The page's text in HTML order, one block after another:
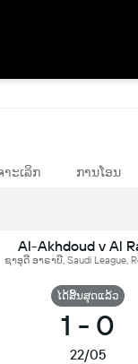
າະເລິກ ການໂອນ
Al-Akhdoud v Al
ຊາອຸດີ ອາຣາບີ, Saudi League,
ໄດ້ສິ້ນສຸດແລ້ວ
1 - 0
22/05